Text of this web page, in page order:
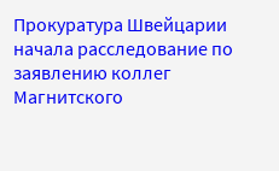
Прокуратура Швейцарии
начала расследование по
заявлению коллег
Магнитского